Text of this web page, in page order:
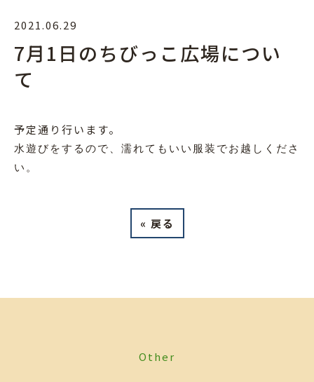
2021.06.29
7月1日のちびっこ広場につい
て
予定通り行います。
水遊びをするので、濡れてもいい服装でお越しくださ
い。
« 戻る
Other